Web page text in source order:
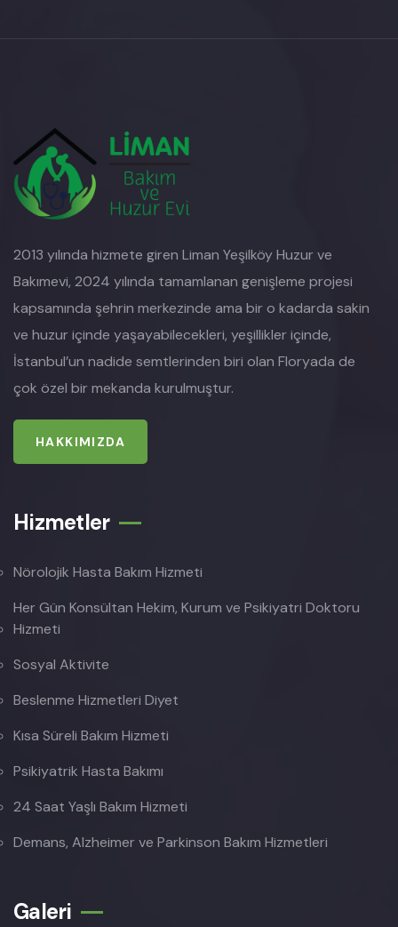
2013 yılında hizmete giren Liman Yeşilköy Huzur ve
Bakımevi, 2024 yılında tamamlanan genişleme projesi
kapsamında şehrin merkezinde ama bir o kadarda sakin
ve huzur içinde yaşayabilecekleri, yeşillikler içinde,
İstanbul’un nadide semtlerinden biri olan Floryada de
çok özel bir mekanda kurulmuştur.
HAKKIMIZDA
Hizmetler
Nörolojik Hasta Bakım Hizmeti
Her Gün Konsültan Hekim, Kurum ve Psikiyatri Doktoru
Hizmeti
Sosyal Aktivite
Beslenme Hizmetleri Diyet
Kısa Süreli Bakım Hizmeti
Psikiyatrik Hasta Bakımı
24 Saat Yaşlı Bakım Hizmeti
Demans, Alzheimer ve Parkinson Bakım Hizmetleri
Galeri